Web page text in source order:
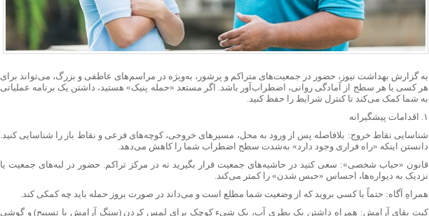
به گزارش بهداشت نیوز، حضور در جمعیت‌های متراکم و پرشور، به‌ویژه در مراسم‌های عاطفی و بزرگ، می‌تواند برای
هر کسی با هر سطح از آمادگی روانی، اضطراب‌آور باشد. اگر مستعد «حمله پنیک» هستید، داشتن یک برنامه عملیاتی
به شما کمک می‌کند تا کنترل شرایط را حفظ کنید.
۱. اقدامات پیشگیرانه
شناسایی نقاط خروج: بلافاصله پس از ورود به محل، مسیرهای خروجی، کوچه‌های فرعی و نقاط باز را شناسایی کنید.
دانستن اینکه «راه فراری وجود دارد» به‌شدت سطح اضطراب شما را کاهش می‌دهد.
قانون «حباب شخصی»: سعی کنید در حاشیه‌های جمعیت قرار بگیرید نه در مرکز تراکم. حضور در لبه‌های جمعیت یا
نزدیک به دیواره‌ها، احساس «حبس شدن» را کمتر می‌کند.
همراهِ آگاه: حتماً با کسی بروید که از وضعیت شما مطلع است و می‌داند در صورت بروز حمله باید چه کمکی کند.
کیت بقای آرامش: همراه داشتن یک بطری آب، یک شیء کوچک برای لمس کردن (سنگ آرامش یا تسبیح) و گوشی